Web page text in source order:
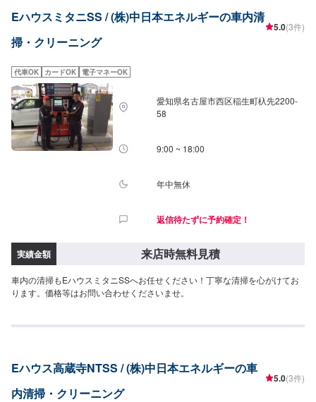
EハウスミタニSS / (株)中日本エネルギーの車内清
掃・クリーニング
5.0(3件)
代車OK カードOK 電子マネーOK
愛知県名古屋市西区稲生町杁先2200-
58
9:00 ~ 18:00
年中無休
返信待たずに予約確定！
実績金額 来店時無料見積
車内の清掃もEハウスミタニSSへお任せください！丁寧な清掃を心がけてお
ります。価格等はお問い合わせくださいませ。
Eハウス高蔵寺NTSS / (株)中日本エネルギーの車
内清掃・クリーニング
5.0(3件)